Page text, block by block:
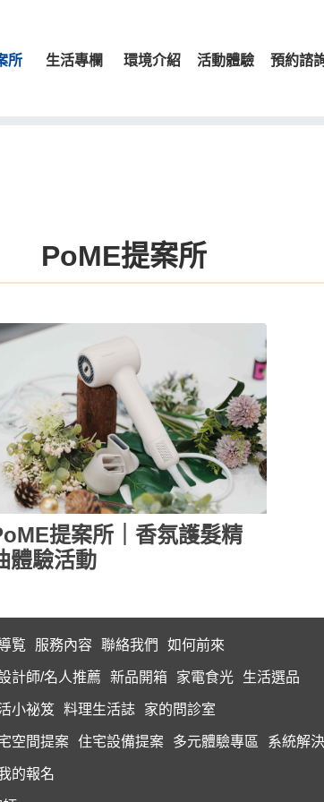
所 生活專欄 環境介紹 活動體驗 預約諮
PoME提案所
提案所｜香氛護髮精
體驗活動
覧 服務內容 聯絡我們 如何前來
計師/名人推薦 新品開箱 家電食光 生活選品
小祕笈 料理生活誌 家的問診室
空間提案 住宅設備提案 多元體驗專區 系統解
的報名